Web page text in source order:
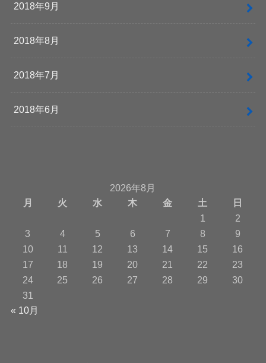
2018年9月
2018年8月
2018年7月
2018年6月
2026年8月
月
火 水 木 金 土
日
1
2
3
4 5 6 7 8
9
10
11 12 13 14 15
16
17
18 19 20 21 22
23
24
25 26 27 28 29
30
31
« 10月